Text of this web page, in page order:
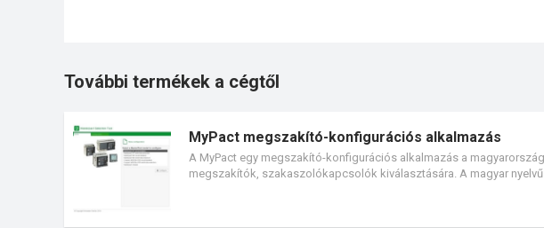
További termékek a cégtől
MyPact megszakító-konfigurációs alkalmazás
A MyPact egy megszakító-konfigurációs alkalmazás a
megszakítók, szakaszolókapcsolók kiválasztására. A magyar
listázásával gyorsan készíthetők ajánlatok. A kész anyag PDF-be